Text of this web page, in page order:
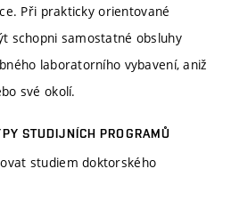
Při prakticky orientované
schopni samostatné obsluhy
laboratorního vybavení, aniž
své okolí.
STUDIJNÍCH PROGRAMŮ
studiem doktorského